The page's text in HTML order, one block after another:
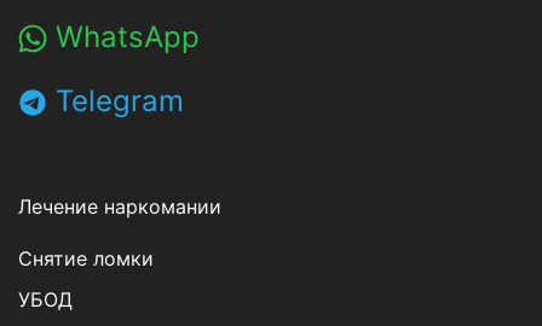
WhatsApp
Telegram
Лечение наркомании
Снятие ломки
УБОД